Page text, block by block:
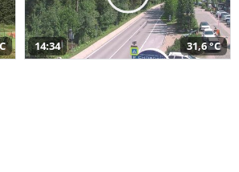
14:34 31,6 °C